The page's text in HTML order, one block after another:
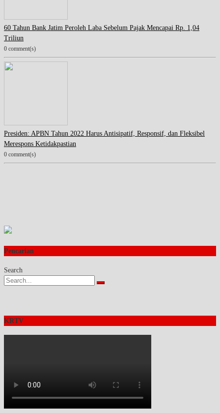
60 Tahun Bank Jatim Peroleh Laba Sebelum Pajak Mencapai Rp. 1,04
Triliun
0 comment(s)
Presiden: APBN Tahun 2022 Harus Antisipatif, Responsif, dan Fleksibel
Merespons Ketidakpastian
0 comment(s)
Pencarian
Search
KRTV